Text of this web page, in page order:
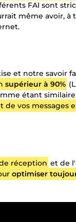
FAI sont
même avoir, à
et notre savoir
supérieur à 90%
étant
de vos messages
réception et de
optimiser